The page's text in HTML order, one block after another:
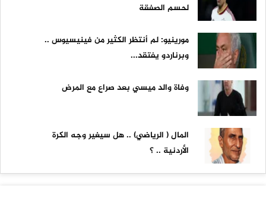
لحسم الصفقة
مورينيو: لم أنتظر الكثير من فينيسيوس ..
وبرناردو يفتقد...
وفاة والد ميسي بعد صراع مع المرض
المال ( الرياضي) .. هل سيغير وجه الكرة
الأردنية .. ؟